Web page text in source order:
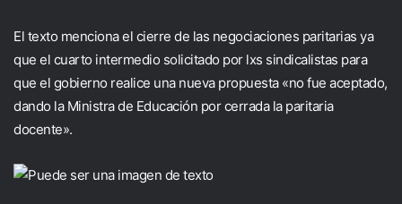
El texto menciona el cierre de las negociaciones paritarias ya
que el cuarto intermedio solicitado por lxs sindicalistas para
que el gobierno realice una nueva propuesta «no fue aceptado,
dando la Ministra de Educación por cerrada la paritaria
docente».